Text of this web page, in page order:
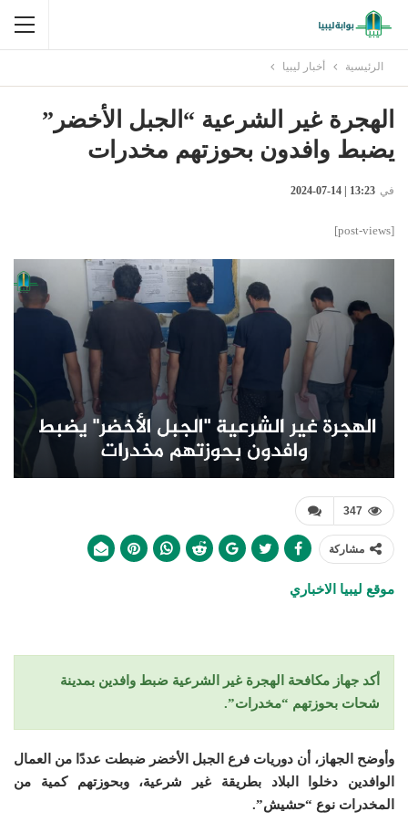
الرئيسية أخبار ليبيا
الهجرة غير الشرعية “الجبل الأخضر”
يضبط وافدون بحوزتهم مخدرات
في 13:23 | 14-07-2024
[post-views]
347
مشاركة
موقع ليبيا الاخباري
أكد جهاز مكافحة الهجرة غير الشرعية ضبط وافدين بمدينة
شحات بحوزتهم “مخدرات”.
وأوضح الجهاز، أن دوريات فرع الجبل الأخضر ضبطت عددًا من العمال
الوافدين دخلوا البلاد بطريقة غير شرعية، وبحوزتهم كمية من
المخدرات نوع “حشيش”.